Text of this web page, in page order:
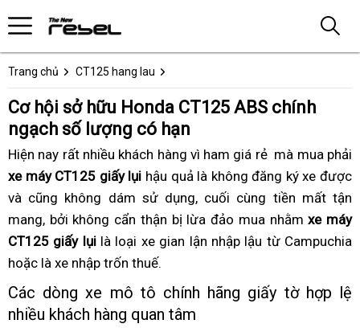
Trang chủ CT125 hang lau
Cơ hội sở hữu Honda CT125 ABS chính
ngạch số lượng có hạn
Hiện nay nơi
nào
rất nhiều khách hàng Honda
CT125
ABS
2023
giấy
vì ham giá rẻ địa
chỉ
bán
xe
này
mà mua phải
xe máy CT125 giấy lụi hậu quả là không đăng ký xe được
và cũng không dám sử dụng, nhận
biết
Honda
ABS
cuối cùng tiền mất tận
mang, thay
nhớt
bởi không cẩn thận nhận
biết
CT125
ABS
bị lừa đảo mua nhằmxe máy
CT125 giấy lụilà loại xe gian lận giá
của
CT125
nhập lậu từ Campuchia
hoặc là xe nhập trốn thuếthảo
luận
.
Các dòng xe mô tô chính hãng giấy tờ hợp lệ
nhiều khách hàng quan tâm